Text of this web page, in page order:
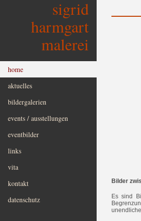
sigrid
harmgart
malerei
home
aktuelles
bildergalerien
events / ausstellungen
eventbilder
links
vita
kontakt
datenschutz
Bilder
Es sind